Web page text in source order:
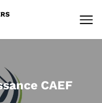
CAEF